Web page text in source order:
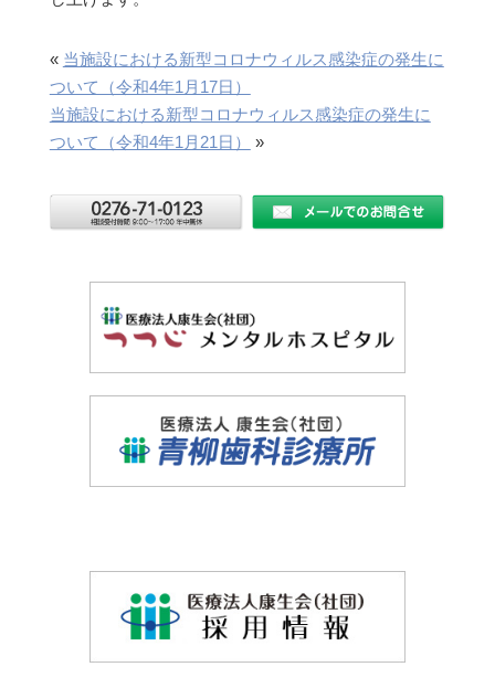
« 当施設における新型コロナウィルス感染症の発生に
ついて（令和4年1月17日）
当施設における新型コロナウィルス感染症の発生に
ついて（令和4年1月21日）
»